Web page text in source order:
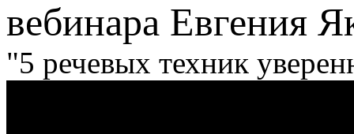
вебинара Евгения
"5 речевых техник